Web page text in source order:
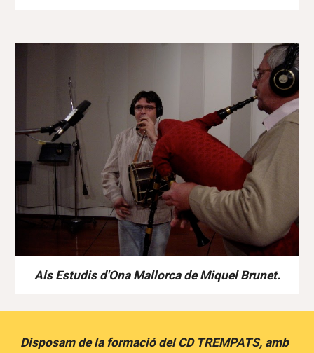
Als Estudis d'Ona Mallorca de Miquel Brunet.
Disposam de la formació del CD TREMPATS, amb